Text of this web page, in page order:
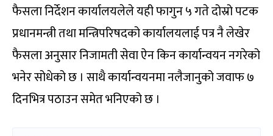
फैसला निर्देशन कार्यालयलेले यही फागुन ५ गते दोस्रो पटक
प्रधानमन्त्री तथा मन्त्रिपरिषदको कार्यालयलाई पत्र नै लेखेर
फैसला अनुसार निजामती सेवा ऐन किन कार्यान्वयन नगरेको
भनेर सोधेको छ । साथै कार्यान्वयनमा नलैजानुको जवाफ ७
दिनभित्र पठाउन समेत भनिएको छ ।